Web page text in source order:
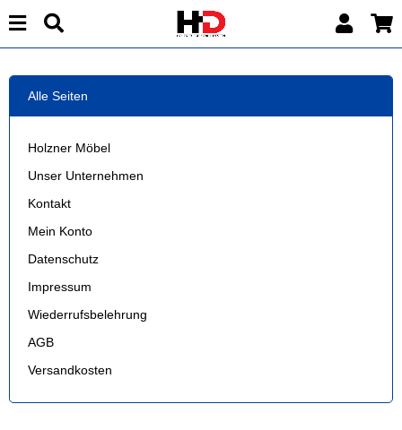
Alle Seiten
Holzner Möbel
Unser Unternehmen
Kontakt
Mein Konto
Datenschutz
Impressum
Wiederrufsbelehrung
AGB
Versandkosten